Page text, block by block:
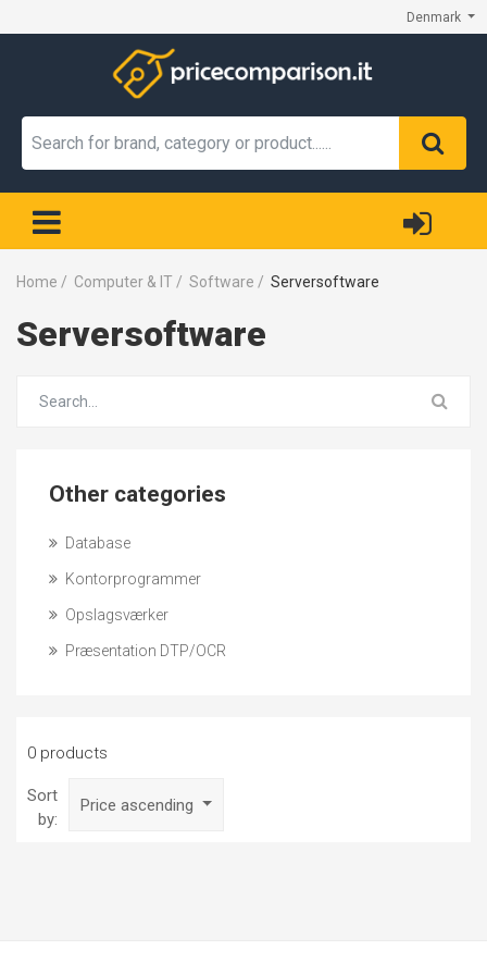
Denmark
Home / Computer & IT / Software / Serversoftware
Serversoftware
Other categories
Database
Kontorprogrammer
Opslagsværker
Præsentation DTP/OCR
0 products
Sort
by:
Price ascending